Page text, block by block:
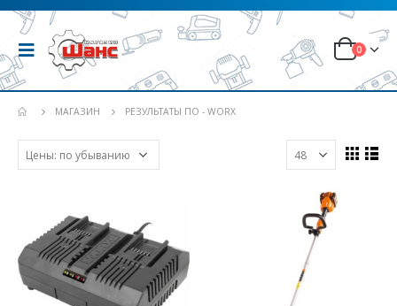
0
МАГАЗИН РЕЗУЛЬТАТЫ ПО - WORX